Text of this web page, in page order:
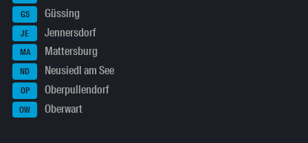
GS Güssing
JE Jennersdorf
MA Mattersburg
ND Neusiedl am See
OP Oberpullendorf
OW Oberwart